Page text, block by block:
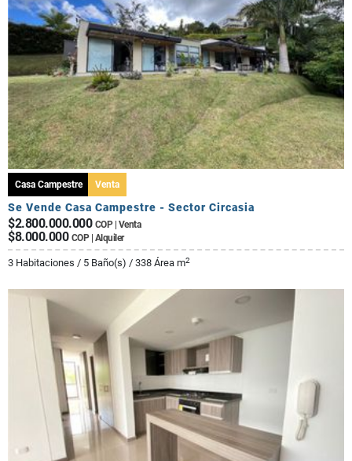
Casa Campestre Venta
Se Vende Casa Campestre - Sector Circasia
$2.800.000.000 COP | Venta
$8.000.000 COP | Alquiler
3 Habitaciones / 5 Baño(s) / 338 Área m2